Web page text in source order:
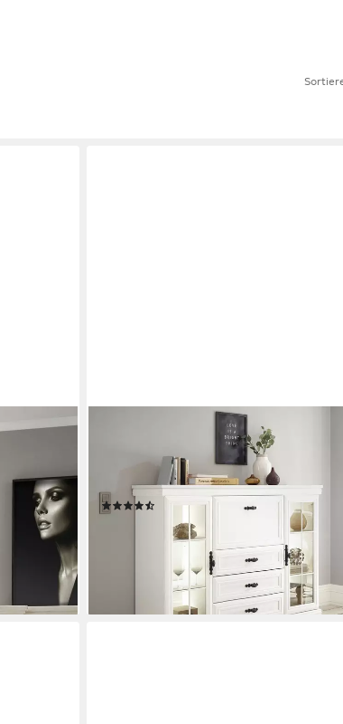
Highboard Royal, eleganter Schrank,
Stauraumelement im Landhausstil,
Rahmenoptik, Metallgriffe, viel
UVP1.019,99 €
lieferbar - in 9-11 Werktagen bei dir